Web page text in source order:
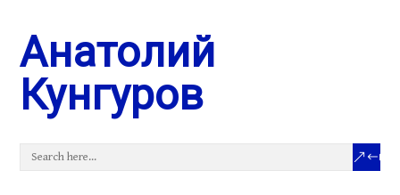
Анатолий
Кунгуров